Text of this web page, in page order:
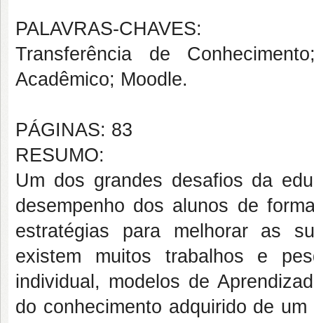
PALAVRAS-CHAVES:
Transferência de
Acadêmico; Moodle.
PÁGINAS: 83
RESUMO:
Um dos grandes desafios da
desempenho dos alunos de
estratégias para melhorar as
existem muitos trabalhos e
individual, modelos de
do conhecimento adquirido de